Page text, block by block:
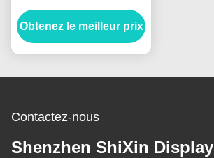
Stade des murs vidéo
pour les lieux de
divertissement
Obtenez le meilleur prix
Contactez-nous
Shenzhen ShiXin Display